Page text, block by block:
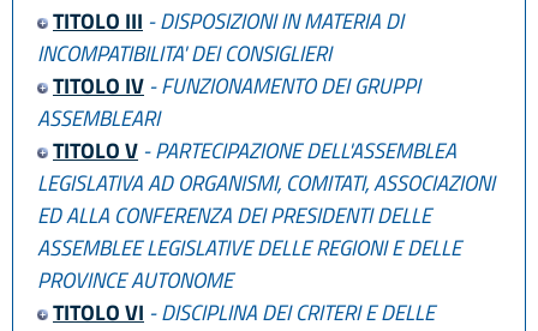
TITOLO III - DISPOSIZIONI IN MATERIA DI
INCOMPATIBILITA' DEI CONSIGLIERI
TITOLO IV- FUNZIONAMENTO DEI GRUPPI
ASSEMBLEARI
TITOLO V- PARTECIPAZIONE DELL'ASSEMBLEA
LEGISLATIVA AD ORGANISMI, COMITATI, ASSOCIAZIONI
ED ALLA CONFERENZA DEI PRESIDENTI DELLE
ASSEMBLEE LEGISLATIVE DELLE REGIONI E DELLE
PROVINCE AUTONOME
TITOLO VI - DISCIPLINA DEI CRITERI E DELLE